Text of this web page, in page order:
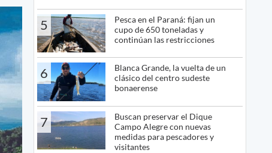
5
Pesca en el Paraná: fijan un
cupo de 650 toneladas y
continúan las restricciones
6
Blanca Grande, la vuelta de un
clásico del centro sudeste
bonaerense
7
Buscan preservar el Dique
Campo Alegre con nuevas
medidas para pescadores y
visitantes